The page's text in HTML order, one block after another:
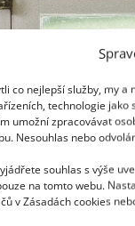
co nejlepší služby, my
technologie jako
umožní zpracovávat
Nesouhlas nebo
souhlas s výše
na tomto webu.
v Zásadách cookies